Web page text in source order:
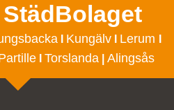
I KungälvI Lerum
Torslanda Alingsås